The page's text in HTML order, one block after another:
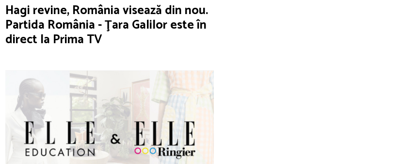
Hagi revine, România visează din nou.
Partida România - Ţara Galilor este în
direct la Prima TV